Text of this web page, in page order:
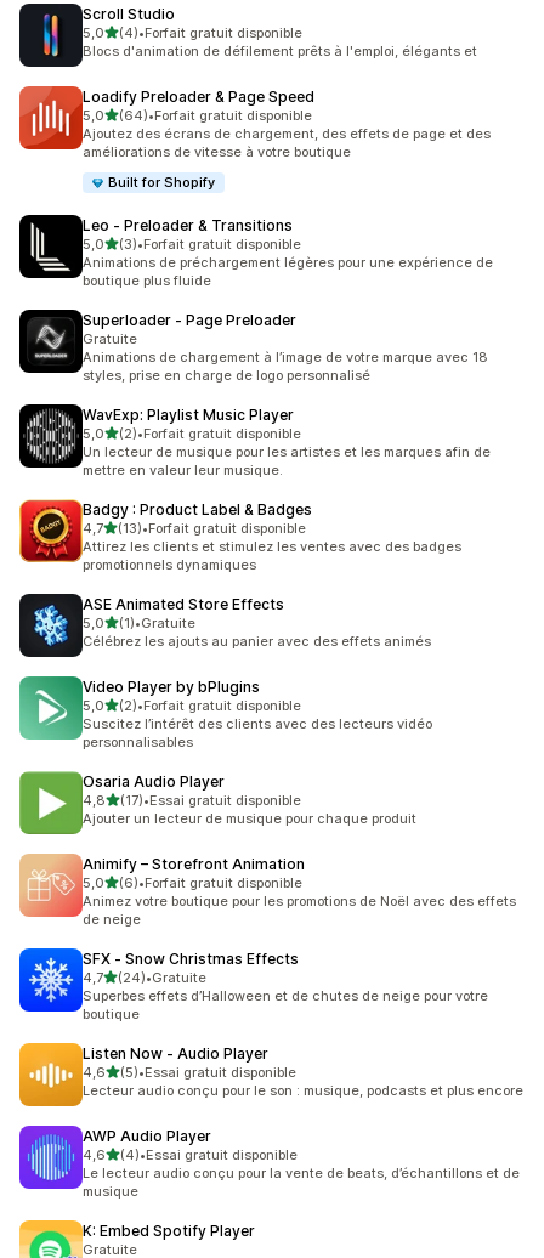
Scroll Studio
5,0étoile(s) sur 5
(4)
4 avis au total
•Forfait gratuit disponible
Blocs d'animation de défilement prêts à l'emploi, élégants et
Loadify Preloader & Page Speed
5,0étoile(s) sur 5
(64)
64 avis au total
•Forfait gratuit disponible
Ajoutez des écrans de chargement, des effets de page et des
améliorations de vitesse à votre boutique
Built for Shopify
Leo ‑ Preloader & Transitions
5,0étoile(s) sur 5
(3)
3 avis au total
•Forfait gratuit disponible
Animations de préchargement légères pour une expérience de
boutique plus fluide
Superloader ‑ Page Preloader
Gratuite
Animations de chargement à l’image de votre marque avec 18
styles, prise en charge de logo personnalisé
WavExp: Playlist Music Player
5,0étoile(s) sur 5
(2)
2 avis au total
•Forfait gratuit disponible
Un lecteur de musique pour les artistes et les marques afin de
mettre en valeur leur musique.
Badgy : Product Label & Badges
4,7étoile(s) sur 5
(13)
13 avis au total
•Forfait gratuit disponible
Attirez les clients et stimulez les ventes avec des badges
promotionnels dynamiques
ASE Animated Store Effects
5,0étoile(s) sur 5
(1)
1 avis au total
•Gratuite
Célébrez les ajouts au panier avec des effets animés
Video Player by bPlugins
5,0étoile(s) sur 5
(2)
2 avis au total
•Forfait gratuit disponible
Suscitez l’intérêt des clients avec des lecteurs vidéo
personnalisables
Osaria Audio Player
4,8étoile(s) sur 5
(17)
17 avis au total
•Essai gratuit disponible
Ajouter un lecteur de musique pour chaque produit
Animify – Storefront Animation
5,0étoile(s) sur 5
(6)
6 avis au total
•Forfait gratuit disponible
Animez votre boutique pour les promotions de Noël avec des effets
de neige
SFX ‑ Snow Christmas Effects
4,7étoile(s) sur 5
(24)
24 avis au total
•Gratuite
Superbes effets d’Halloween et de chutes de neige pour votre
boutique
Listen Now ‑ Audio Player
4,6étoile(s) sur 5
(5)
5 avis au total
•Essai gratuit disponible
Lecteur audio conçu pour le son : musique, podcasts et plus encore
AWP Audio Player
4,6étoile(s) sur 5
(4)
4 avis au total
•Essai gratuit disponible
Le lecteur audio conçu pour la vente de beats, d’échantillons et de
musique
K: Embed Spotify Player
Gratuite